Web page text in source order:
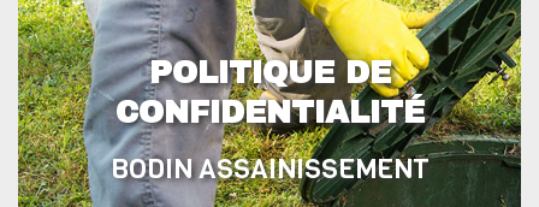
POLITIQUE DE
CONFIDENTIALITÉ
BODIN ASSAINISSEMENT